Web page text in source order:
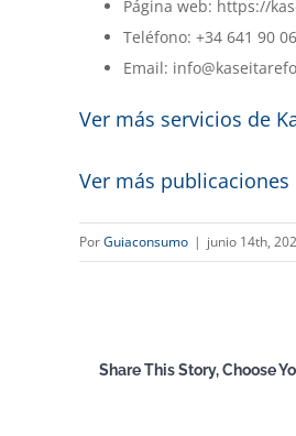
Página web: https://
Teléfono: +34 641 90
Email:
Ver más servicios de
Ver más
PorGuiaconsumo | junio 14th,
Share This Story, Choose